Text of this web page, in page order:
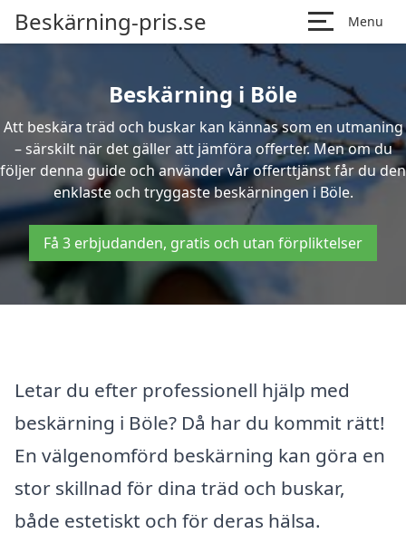
Beskärning-pris.se Menu
Beskärning i Böle
Att beskära träd och buskar kan kännas som en utmaning
– särskilt när det gäller att jämföra offerter. Men om du
följer denna guide och använder vår offerttjänst får du den
enklaste och tryggaste beskärningen i Böle.
Få 3 erbjudanden, gratis och utan förpliktelser
Letar du efter professionell hjälp med
beskärning i Böle? Då har du kommit rätt!
En välgenomförd beskärning kan göra en
stor skillnad för dina träd och buskar,
både estetiskt och för deras hälsa.